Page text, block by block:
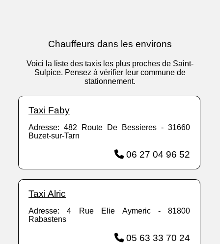
Chauffeurs dans les environs
Voici la liste des taxis les plus proches de Saint-
Sulpice. Pensez à vérifier leur commune de
stationnement.
Taxi Faby
Adresse: 482 Route De Bessieres - 31660
Buzet-sur-Tarn
06 27 04 96 52
Taxi Alric
Adresse: 4 Rue Elie Aymeric - 81800
Rabastens
05 63 33 70 24